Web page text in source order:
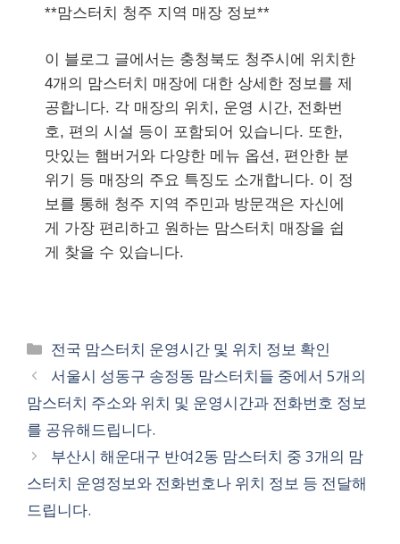
**맘스터치 청주 지역 매장 정보**
이 블로그 글에서는 충청북도 청주시에 위치한
4개의 맘스터치 매장에 대한 상세한 정보를 제
공합니다. 각 매장의 위치, 운영 시간, 전화번
호, 편의 시설 등이 포함되어 있습니다. 또한,
맛있는 햄버거와 다양한 메뉴 옵션, 편안한 분
위기 등 매장의 주요 특징도 소개합니다. 이 정
보를 통해 청주 지역 주민과 방문객은 자신에
게 가장 편리하고 원하는 맘스터치 매장을 쉽
게 찾을 수 있습니다.
카
테
고
리
전국 맘스터치 운영시간 및 위치 정보 확인
서울시 성동구 송정동 맘스터치들 중에서 5개의
맘스터치 주소와 위치 및 운영시간과 전화번호 정보
를 공유해드립니다.
부산시 해운대구 반여2동 맘스터치 중 3개의 맘
스터치 운영정보와 전화번호나 위치 정보 등 전달해
드립니다.